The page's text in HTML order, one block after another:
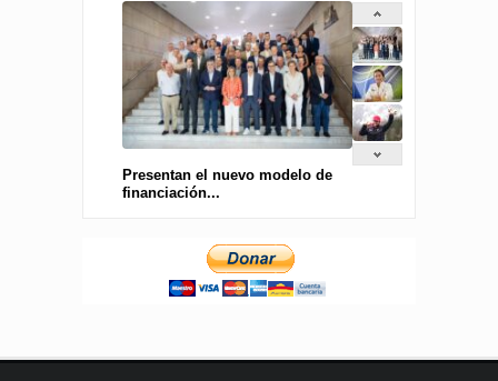
Presentan el nuevo modelo de
financiación...